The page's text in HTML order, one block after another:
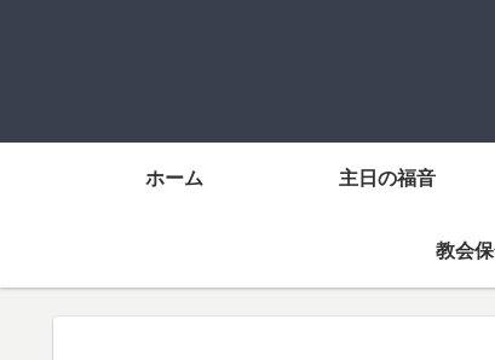
ホーム 主日の福音
教会